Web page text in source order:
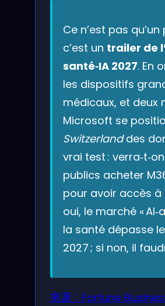
Ce n’est pas
c’est un trailer de
santé‑IA 2027. En
les dispositifs
médicaux, et deux
Microsoft se
Switzerlanddes
vrai test :
publics acheter
pour avoir accès à
oui, le marché «
la santé dépasse
2027 ; si non, il
來源：Fortune